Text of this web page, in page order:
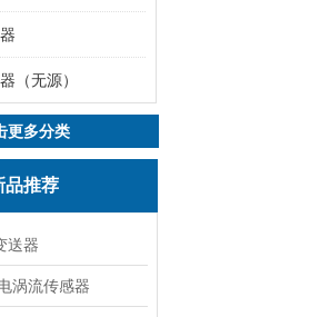
（无源）
更多分类
品推荐
送器
涡流传感器